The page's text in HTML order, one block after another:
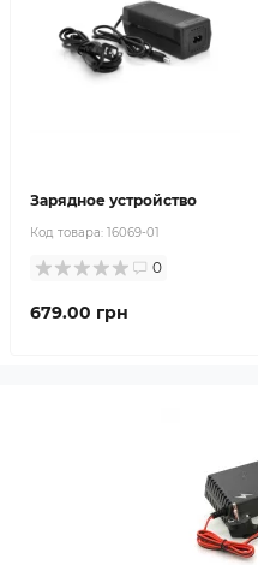
Зарядное устройство
Код товара: 16069-01
0
679.00 грн